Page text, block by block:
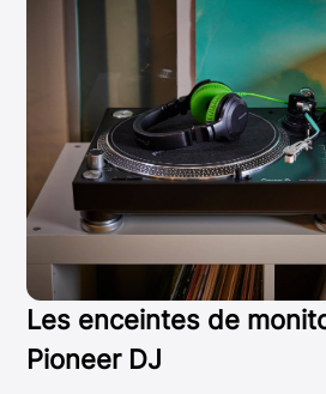
Les enceintes de
Pioneer DJ